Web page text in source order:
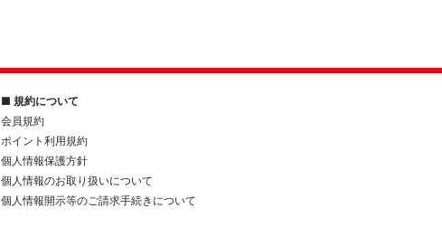
■ 規約について
会員規約
ポイント利用規約
個人情報保護方針
個人情報のお取り扱いについて
個人情報開示等のご請求手続きについて